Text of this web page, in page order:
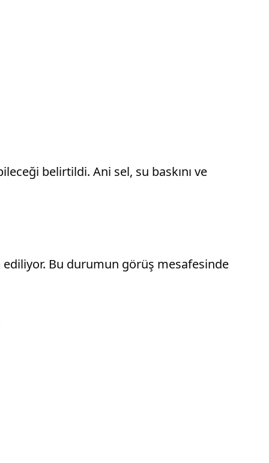
belirtildi. Ani sel, su baskını ve
ediliyor. Bu durumun görüş mesafesinde